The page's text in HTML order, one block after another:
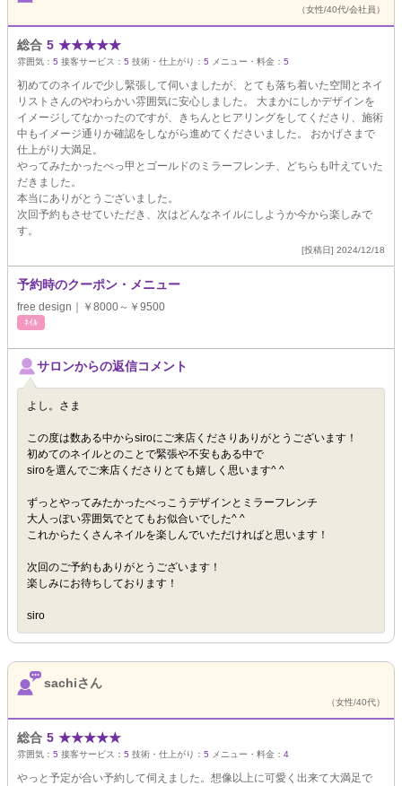
（女性/40代/会社員）
総合 5 ★★★★★
雰囲気： 5 接客サービス： 5 技術・仕上がり： 5 メニュー・料金： 5
初めてのネイルで少し緊張して伺いましたが、とても落ち着いた空間とネイ
リストさんのやわらかい雰囲気に安心しました。 大まかにしかデザインを
イメージしてなかったのですが、きちんとヒアリングをしてくださり、施術
中もイメージ通りか確認をしながら進めてくださいました。 おかげさまで
仕上がり大満足。
やってみたかったべっ甲とゴールドのミラーフレンチ、どちらも叶えていた
だきました。
本当にありがとうございました。
次回予約もさせていただき、次はどんなネイルにしようか今から楽しみで
す。
[投稿日] 2024/12/18
予約時のクーポン・メニュー
free design｜￥8000～￥9500
ﾈｲﾙ
サロンからの返信コメント
よし。さま
この度は数ある中からsiroにご来店くださりありがとうございます！
初めてのネイルとのことで緊張や不安もある中で
siroを選んでご来店くださりとても嬉しく思います^ ^
ずっとやってみたかったべっこうデザインとミラーフレンチ
大人っぽい雰囲気でとてもお似合いでした^ ^
これからたくさんネイルを楽しんでいただければと思います！
次回のご予約もありがとうございます！
楽しみにお待ちしております！
siro
sachiさん
（女性/40代）
総合 5 ★★★★★
雰囲気： 5 接客サービス： 5 技術・仕上がり： 5 メニュー・料金： 4
やっと予定が合い予約して伺えました。想像以上に可愛く出来て大満足で